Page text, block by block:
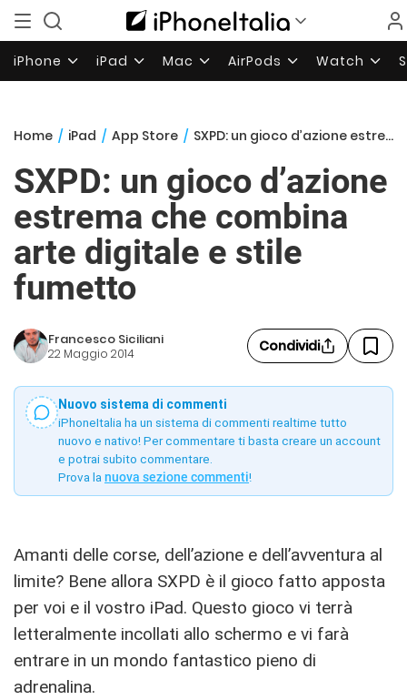
iPhone iPad Mac AirPods Watch
Home / iPad / App Store / SXPD: un gioco d’azione estrema che combina arte digitale e stile fumetto
SXPD: un gioco d’azione
estrema che combina
arte digitale e stile
fumetto
Francesco Siciliani
22 Maggio 2014 Condividi
Nuovo sistema di commenti
iPhoneItalia ha un sistema di commenti realtime tutto
nuovo e nativo! Per commentare ti basta creare un account
e potrai subito commentare.
Prova la nuova sezione commenti!
Amanti delle corse, dell’azione e dell’avventura al
limite? Bene allora SXPD è il gioco fatto apposta
per voi e il vostro iPad. Questo gioco vi terrà
letteralmente incollati allo schermo e vi farà
entrare in un mondo fantastico pieno di
adrenalina.